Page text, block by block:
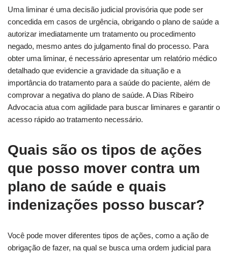
Uma liminar é uma decisão judicial provisória que pode ser
concedida em casos de urgência, obrigando o plano de saúde a
autorizar imediatamente um tratamento ou procedimento
negado, mesmo antes do julgamento final do processo. Para
obter uma liminar, é necessário apresentar um relatório médico
detalhado que evidencie a gravidade da situação e a
importância do tratamento para a saúde do paciente, além de
comprovar a negativa do plano de saúde. A Dias Ribeiro
Advocacia atua com agilidade para buscar liminares e garantir o
acesso rápido ao tratamento necessário.
Quais são os tipos de ações
que posso mover contra um
plano de saúde e quais
indenizações posso buscar?
Você pode mover diferentes tipos de ações, como a ação de
obrigação de fazer, na qual se busca uma ordem judicial para